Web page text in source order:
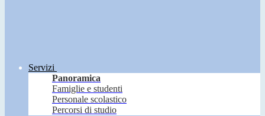
Servizi
Panoramica
Famiglie e studenti
Personale scolastico
Percorsi di studio